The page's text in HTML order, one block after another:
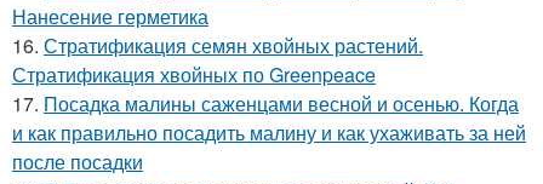
Нанесение герметика
16. Стратификация семян хвойных растений.
Стратификация хвойных по Greenpeace
17. Посадка малины саженцами весной и осенью. Когда
и как правильно посадить малину и как ухаживать за ней
после посадки